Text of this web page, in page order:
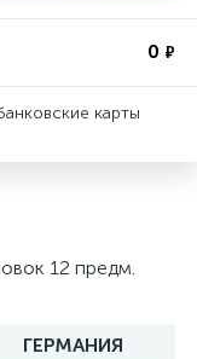
0 ₽
карты
12 предм.
ГЕРМАНИЯ